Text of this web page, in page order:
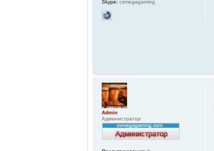
Skype: csmegagaming
Admin
Администратор